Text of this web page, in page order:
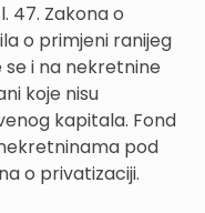
47. Zakona o
o primjeni ranijeg
i na nekretnine
koje nisu
kapitala. Fond
pod
o privatizaciji.